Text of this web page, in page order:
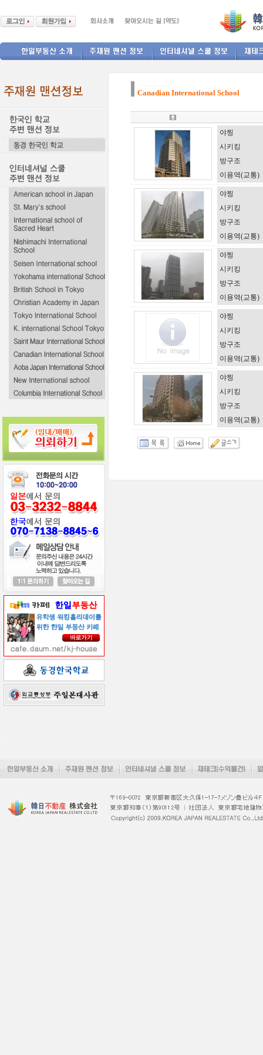
Canadian International School
야찡
시키킹
방구조
이용역(교통)
야찡
시키킹
방구조
이용역(교통)
야찡
시키킹
방구조
이용역(교통)
야찡
시키킹
방구조
이용역(교통)
야찡
시키킹
방구조
이용역(교통)